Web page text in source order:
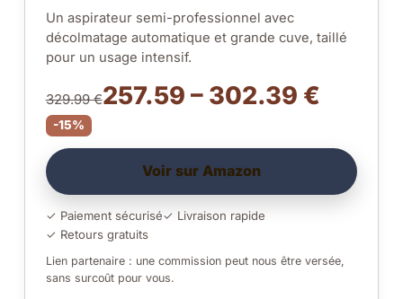
Un aspirateur semi-professionnel avec
décolmatage automatique et grande cuve, taillé
pour un usage intensif.
329.99 €257.59 – 302.39 €
-15%
Voir sur Amazon
✓ Paiement sécurisé✓ Livraison rapide
✓ Retours gratuits
Lien partenaire : une commission peut nous être versée,
sans surcoût pour vous.